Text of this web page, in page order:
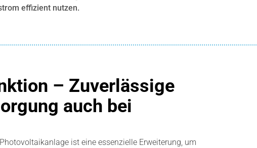
effizient nutzen.
– Zuverlässige
auch bei
ist eine essenzielle Erweiterung, um